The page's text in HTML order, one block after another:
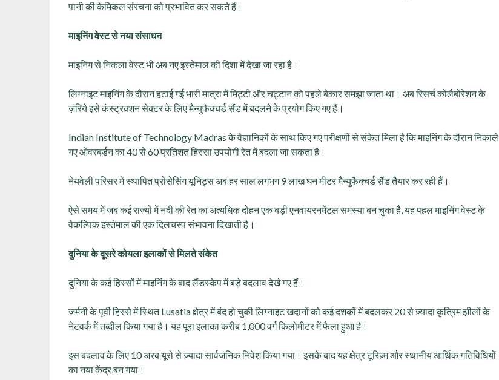
पानी की केमिकल संरचना को प्रभावित कर सकते हैं।
माइनिंग वेस्ट से नया संसाधन
माइनिंग से निकला वेस्ट भी अब नए इस्तेमाल की दिशा में देखा जा रहा है।
लिग्नाइट माइनिंग के दौरान हटाई गई भारी मात्रा में मिट्टी और चट्टान को पहले बेकार समझा जाता था। अब रिसर्च कोलैबोरेशन के
ज़रिये इसे कंस्ट्रक्शन सेक्टर के लिए मैन्युफैक्चर्ड सैंड में बदलने के प्रयोग किए गए हैं।
Indian Institute of Technology Madras के वैज्ञानिकों के साथ किए गए परीक्षणों से संकेत मिला है कि माइनिंग के दौरान निकाले
गए ओवरबर्डन का 40 से 60 प्रतिशत हिस्सा उपयोगी रेत में बदला जा सकता है।
नेयवेली परिसर में स्थापित प्रोसेसिंग यूनिट्स अब हर साल लगभग 9 लाख घन मीटर मैन्युफैक्चर्ड सैंड तैयार कर रही हैं।
ऐसे समय में जब कई राज्यों में नदी की रेत का अत्यधिक दोहन एक बड़ी एनवायरनमेंटल समस्या बन चुका है, यह पहल माइनिंग वेस्ट के
वैकल्पिक इस्तेमाल की एक दिलचस्प संभावना दिखाती है।
दुनिया के दूसरे कोयला इलाकों से मिलते संकेत
दुनिया के कई हिस्सों में माइनिंग के बाद लैंडस्केप में बड़े बदलाव देखे गए हैं।
जर्मनी के पूर्वी हिस्से में स्थित Lusatia क्षेत्र में बंद हो चुकी लिग्नाइट खदानों को कई दशकों में बदलकर 20 से ज़्यादा कृत्रिम झीलों के
नेटवर्क में तब्दील किया गया है। यह पूरा इलाका करीब 1,000 वर्ग किलोमीटर में फैला हुआ है।
इस बदलाव के लिए 10 अरब यूरो से ज़्यादा सार्वजनिक निवेश किया गया। इसके बाद यह क्षेत्र टूरिज़्म और स्थानीय आर्थिक गतिविधियों
का नया केंद्र बन गया।